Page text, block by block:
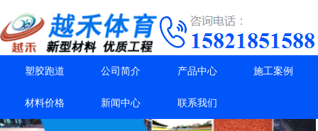
塑胶跑道 公司简介 产品中心 施工案例
材料价格 新闻中心 联系我们